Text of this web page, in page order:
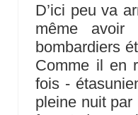
D’ici peu va
même avoir
bombardiers
Comme il en
fois -
pleine nuit